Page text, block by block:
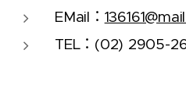
EMail：
TEL：(02) 2905-